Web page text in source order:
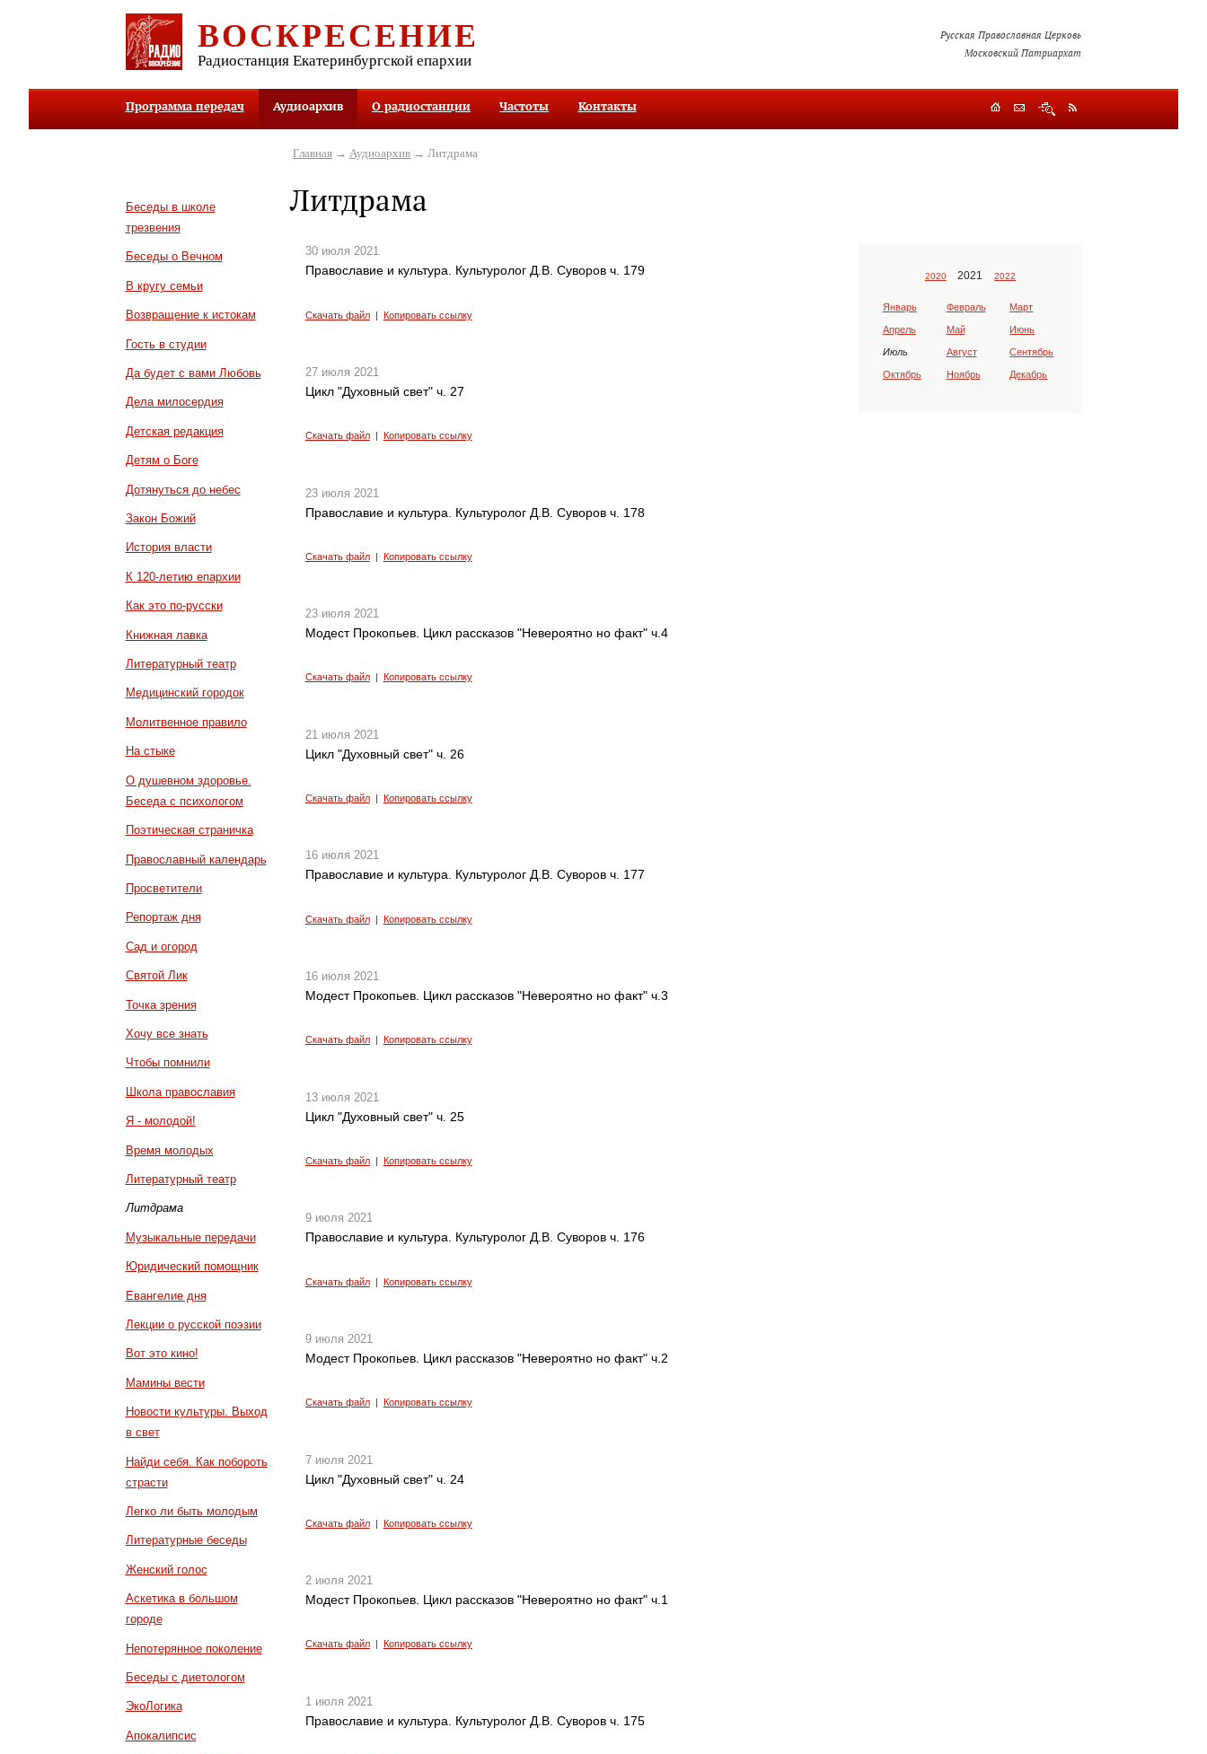
ВОСКРЕСЕНИЕ
Радиостанция Екатеринбургской епархии
Русская Православная Церковь
Московский Патриархат
Программа передач Аудиоархив О радиостанции Частоты Контакты
Беседы в школе
трезвения
Беседы о Вечном
В кругу семьи
Возвращение к истокам
Гость в студии
Да будет с вами Любовь
Дела милосердия
Детская редакция
Детям о Боге
Дотянуться до небес
Закон Божий
История власти
К 120-летию епархии
Как это по-русски
Книжная лавка
Литературный театр
Медицинский городок
Молитвенное правило
На стыке
О душевном здоровье.
Беседа с психологом
Поэтическая страничка
Православный календарь
Просветители
Репортаж дня
Сад и огород
Святой Лик
Точка зрения
Хочу все знать
Чтобы помнили
Школа православия
Я - молодой!
Время молодых
Литературный театр
Литдрама
Музыкальные передачи
Юридический помощник
Евангелие дня
Лекции о русской поэзии
Вот это кино!
Мамины вести
Новости культуры. Выход
в свет
Найди себя. Как побороть
страсти
Легко ли быть молодым
Литературные беседы
Женский голос
Аскетика в большом
городе
Непотерянное поколение
Беседы с диетологом
ЭкоЛогика
Апокалипсис
Главная → Аудиоархив → Литдрама
Литдрама
30 июля 2021
Православие и культура. Культуролог Д.В. Суворов ч. 179
Скачать файл| Копировать ссылку
27 июля 2021
Цикл "Духовный свет" ч. 27
Скачать файл| Копировать ссылку
23 июля 2021
Православие и культура. Культуролог Д.В. Суворов ч. 178
Скачать файл| Копировать ссылку
23 июля 2021
Модест Прокопьев. Цикл рассказов "Невероятно но факт" ч.4
Скачать файл| Копировать ссылку
21 июля 2021
Цикл "Духовный свет" ч. 26
Скачать файл| Копировать ссылку
16 июля 2021
Православие и культура. Культуролог Д.В. Суворов ч. 177
Скачать файл| Копировать ссылку
16 июля 2021
Модест Прокопьев. Цикл рассказов "Невероятно но факт" ч.3
Скачать файл| Копировать ссылку
13 июля 2021
Цикл "Духовный свет" ч. 25
Скачать файл| Копировать ссылку
9 июля 2021
Православие и культура. Культуролог Д.В. Суворов ч. 176
Скачать файл| Копировать ссылку
9 июля 2021
Модест Прокопьев. Цикл рассказов "Невероятно но факт" ч.2
Скачать файл| Копировать ссылку
7 июля 2021
Цикл "Духовный свет" ч. 24
Скачать файл| Копировать ссылку
2 июля 2021
Модест Прокопьев. Цикл рассказов "Невероятно но факт" ч.1
Скачать файл| Копировать ссылку
1 июля 2021
Православие и культура. Культуролог Д.В. Суворов ч. 175
2020 2021 2022
Январь Февраль Март
Апрель Май Июнь
Июль Август Сентябрь
Октябрь Ноябрь Декабрь